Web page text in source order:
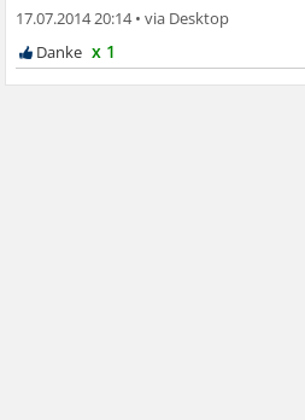
17.07.2014 20:14•
x 1